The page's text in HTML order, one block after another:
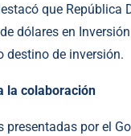
que
dólares en
destino de inversión.
la colaboración
presentadas por el